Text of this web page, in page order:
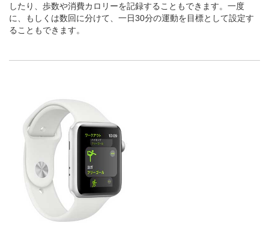
したり、歩数や消費カロリーを記録することもできます。一度
に、もしくは数回に分けて、一日30分の運動を目標として設定す
ることもできます。